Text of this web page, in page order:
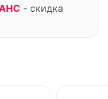
- скидка